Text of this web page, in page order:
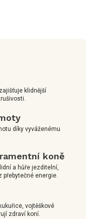
klidnější
díky vyváženému
koně
a hůře jezditelní,
přebytečné energie.
vojtěškové
zdraví koní.